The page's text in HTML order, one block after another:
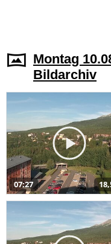
Montag
Bildarchiv
07:27